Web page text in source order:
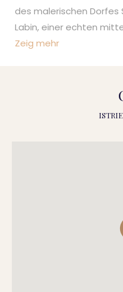
des malerischen Dorfes
Labin, einer echten
Zeig mehr